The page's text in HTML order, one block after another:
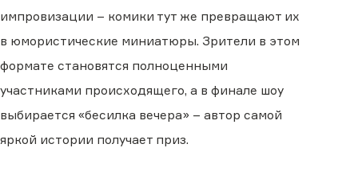
импровизации – комики тут же превращают их
в юмористические миниатюры. Зрители в этом
формате становятся полноценными
участниками происходящего, а в финале шоу
выбирается «бесилка вечера» – автор самой
яркой истории получает приз.